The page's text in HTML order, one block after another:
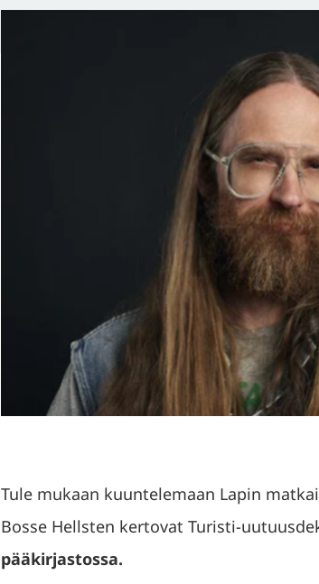
Tule mukaan kuuntelemaan Lapin
Bosse Hellsten kertovat Turisti-
pääkirjastossa.